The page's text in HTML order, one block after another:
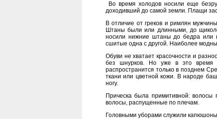
Во время холодов носили еще
доходивший до самой земли. Плащи
В отличие от греков и римлян
Штаны были или длинными, до
носили нижние штаны до бедра или
сшитые одна с другой. Наиболее
Обуви не хватает красочности и
без шнурков. Но уже в это время
распространится только в позднем
ткани или цветной кожи. В народе
ногу.
Прическа была примитивной:
волосы, распущенные по плечам.
Головными уборами служили